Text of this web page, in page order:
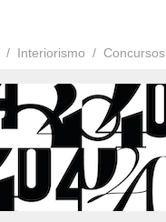
Interiorismo Concursos